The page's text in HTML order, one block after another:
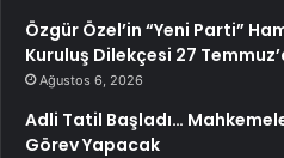
Özgür Özel’in “Yeni Parti”
Kuruluş Dilekçesi 27
Ağustos 6, 2026
Adli Tatil Başladı…
Görev Yapacak